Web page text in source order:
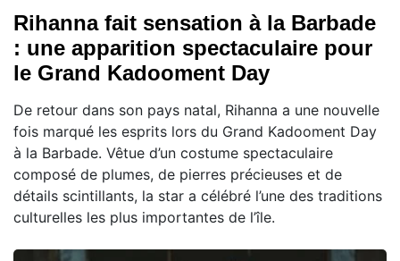
Rihanna fait sensation à la Barbade
: une apparition spectaculaire pour
le Grand Kadooment Day
De retour dans son pays natal, Rihanna a une nouvelle
fois marqué les esprits lors du Grand Kadooment Day
à la Barbade. Vêtue d’un costume spectaculaire
composé de plumes, de pierres précieuses et de
détails scintillants, la star a célébré l’une des traditions
culturelles les plus importantes de l’île.